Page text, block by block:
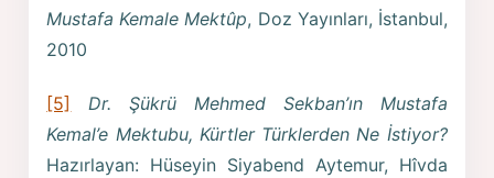
Mustafa Kemale Mektûp, Doz Yayınları, İstanbul,
2010
[5]
Dr. Şükrü Mehmed Sekban’ın Mustafa
Kemal’e Mektubu, Kürtler Türklerden Ne İstiyor?
Hazırlayan: Hüseyin Siyabend Aytemur, Hîvda